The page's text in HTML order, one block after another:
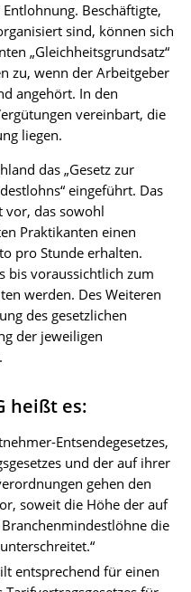
Beschäftigte,
sind, können sich
„Gleichheitsgrundsatz“
zu, wenn der Arbeitgeber
angehört. In den
vereinbart, die
liegen.
das „Gesetz zur
eingeführt. Das
vor, das sowohl
Praktikanten einen
pro Stunde erhalten.
bis voraussichtlich zum
werden. Des Weiteren
des gesetzlichen
der jeweiligen
heißt es:
Entsendegesetzes,
und der auf ihrer
gehen den
soweit die Höhe der auf
die
entsprechend für einen